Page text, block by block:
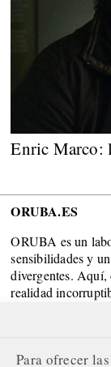
Para ofrecer
Enric Marco:
ORUBA.ES
ORUBA es un
sensibilidades y
divergentes.
realidad